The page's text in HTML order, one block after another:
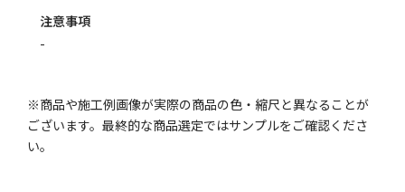
注意事項
-
※商品や施工例画像が実際の商品の色・縮尺と異なることが
ございます。最終的な商品選定ではサンプルをご確認くださ
い。